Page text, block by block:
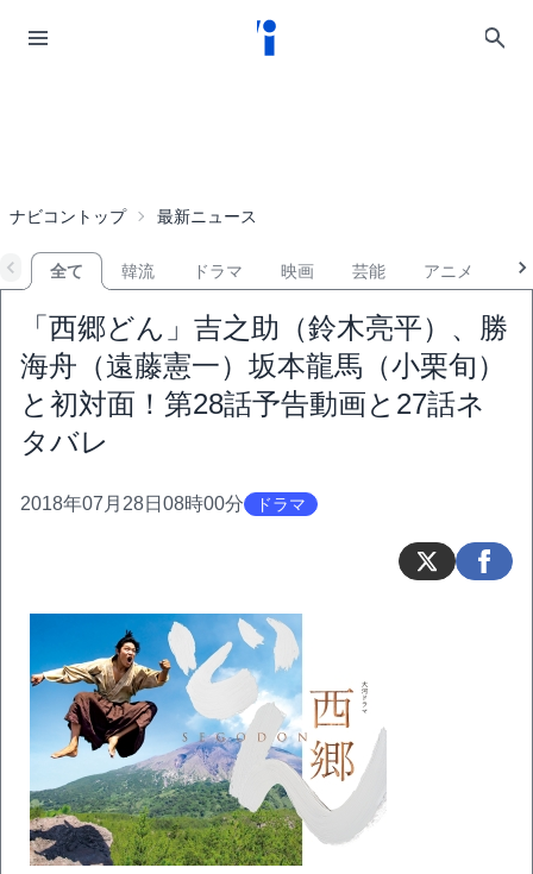
ナビコントップ 最新ニュース
全て 韓流 ドラマ 映画 芸能 アニメ
「西郷どん」吉之助（鈴木亮平）、勝
海舟（遠藤憲一）坂本龍馬（小栗旬）
と初対面！第28話予告動画と27話ネ
タバレ
2018年07月28日08時00分 ドラマ